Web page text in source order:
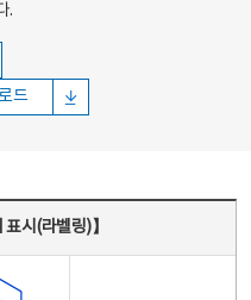
.
드
표시(라벨링)】